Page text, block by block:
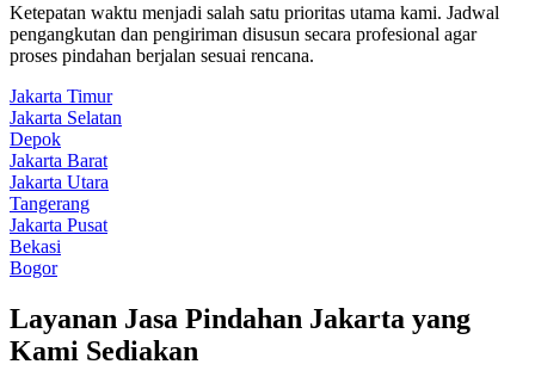
Ketepatan waktu menjadi salah satu prioritas utama kami. Jadwal
pengangkutan dan pengiriman disusun secara profesional agar
proses pindahan berjalan sesuai rencana.
Jakarta Timur
Jakarta Selatan
Depok
Jakarta Barat
Jakarta Utara
Tangerang
Jakarta Pusat
Bekasi
Bogor
Layanan Jasa Pindahan Jakarta yang
Kami Sediakan